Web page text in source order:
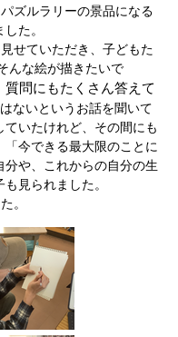
ズルラリーの景品になる
た。
せていただき、子どもた
んな絵が描きたいで
質問にもたくさん答えて
ないというお話を聞いて
ていたけれど、その間にも
今できる最大限のことに
や、これからの自分の生
見られました。
。